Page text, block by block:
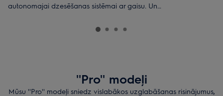
autonomajai dzesēšanas sistēmai ar gaisu. Un
un pat pēc nedēļas tie garšos kā nupat iegādāti
''Pro'' modeļi
Mūsu ''Pro'' modeļi sniedz vislabākos uzglabāšanas risinājumus,